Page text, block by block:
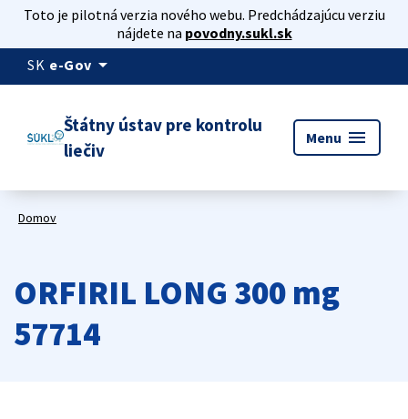
Toto je pilotná verzia nového webu. Predchádzajúcu verziu
nájdete na povodny.sukl.sk
SK e-Gov arrow_drop_down
Štátny ústav pre kontrolu
liečiv
Menu menu
Domov
ORFIRIL LONG 300 mg
57714